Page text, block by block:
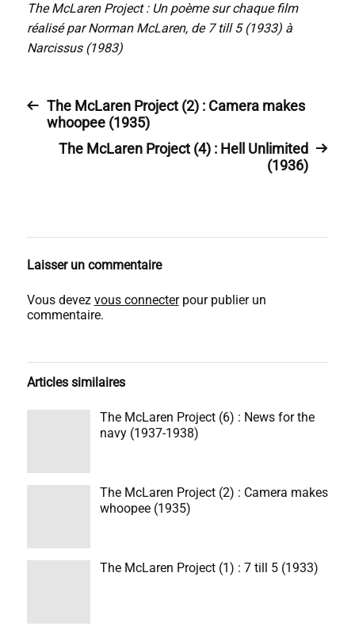
The McLaren Project : Un poème sur chaque film
réalisé par Norman McLaren, de 7 till 5 (1933) à
Narcissus (1983)
The McLaren Project (2) : Camera makes
whoopee (1935)
The McLaren Project (4) : Hell Unlimited
(1936)
Laisser un commentaire
Vous devez vous connecterpour publier un
commentaire.
Articles similaires
The McLaren Project (6) : News for the
navy (1937-1938)
The McLaren Project (2) : Camera makes
whoopee (1935)
The McLaren Project (1) : 7 till 5 (1933)